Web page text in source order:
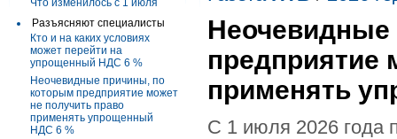
Что изменилось с 1 июля
Разъясняют специалисты
Кто и на каких условиях
может перейти на
упрощенный НДС 6 %
Неочевидные причины, по
которым предприятие может
не получить право
применять упрощенный
НДС 6 %
предприятие
применять
С 1 июля 2026 года